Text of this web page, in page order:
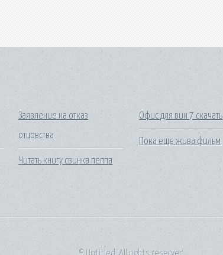
Заявление на отказ
отцовства
Читать книгу свинка пеппа
Офис для вин 7 скачать
Пока еще жива фильм